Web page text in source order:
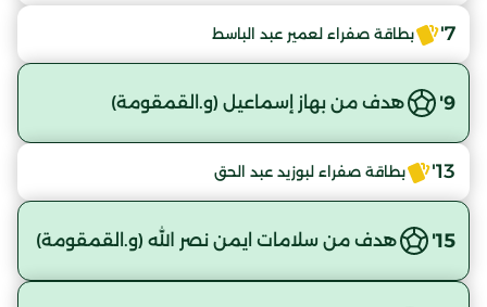
7' بطاقة صفراء لعمير عبد الباسط
9' هدف من بهاز إسماعيل (و.القمقومة)
13' بطاقة صفراء لبوزيد عبد الحق
15' هدف من سلامات ايمن نصر الله (و.القمقومة)